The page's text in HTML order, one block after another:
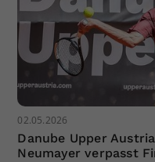
02.05.2026
Danube Upper
Neumayer verpasst